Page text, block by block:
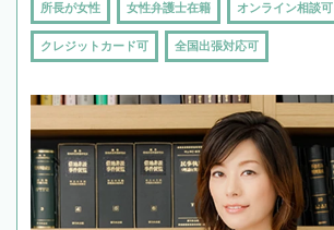
所長が女性 女性弁護士在籍 オンライン相談可
クレジットカード可 全国出張対応可